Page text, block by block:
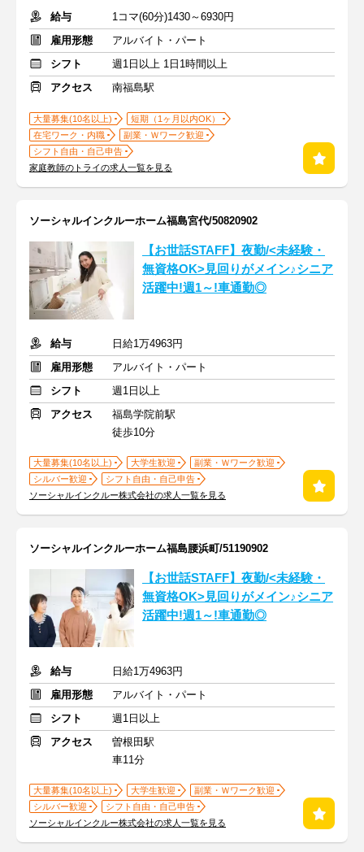
給与
1コマ(60分)1430～6930円
雇用形態
アルバイト・パート
シフト
週1日以上 1日1時間以上
アクセス
南福島駅
大量募集(10名以上)
短期（1ヶ月以内OK）
在宅ワーク・内職
副業・Ｗワーク歓迎
シフト自由・自己申告
家庭教師のトライの求人一覧を見る
ソーシャルインクルーホーム福島宮代/50820902
【お世話STAFF】夜勤/<未経験・
無資格OK>見回りがメイン♪シニア
活躍中!週1～!車通勤◎
給与
日給1万4963円
雇用形態
アルバイト・パート
シフト
週1日以上
アクセス
福島学院前駅
徒歩10分
大量募集(10名以上) 大学生歓迎
副業・Ｗワーク歓迎
シルバー歓迎
シフト自由・自己申告
ソーシャルインクルー株式会社の求人一覧を見る
ソーシャルインクルーホーム福島腰浜町/51190902
【お世話STAFF】夜勤/<未経験・
無資格OK>見回りがメイン♪シニア
活躍中!週1～!車通勤◎
給与
日給1万4963円
雇用形態
アルバイト・パート
シフト
週1日以上
アクセス
曽根田駅
車11分
大量募集(10名以上) 大学生歓迎
副業・Ｗワーク歓迎
シルバー歓迎
シフト自由・自己申告
ソーシャルインクルー株式会社の求人一覧を見る